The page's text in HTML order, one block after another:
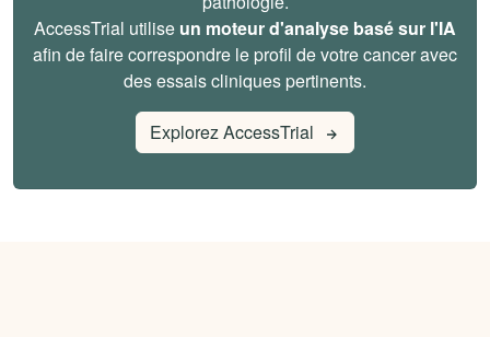
AccessTrial utilise un moteur d'analyse basé sur l'IA
afin de faire correspondre le profil de votre cancer avec
des essais cliniques pertinents.
Explorez AccessTrial